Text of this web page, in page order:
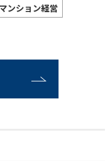
ンション経営